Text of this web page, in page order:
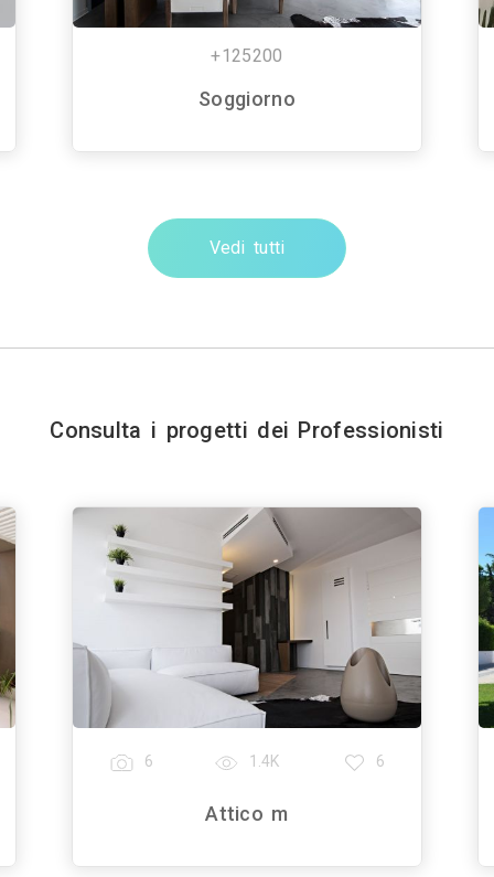
+125200
Soggiorno
Vedi tutti
Consulta i progetti dei Professionisti
6 1.4K 6
Attico m